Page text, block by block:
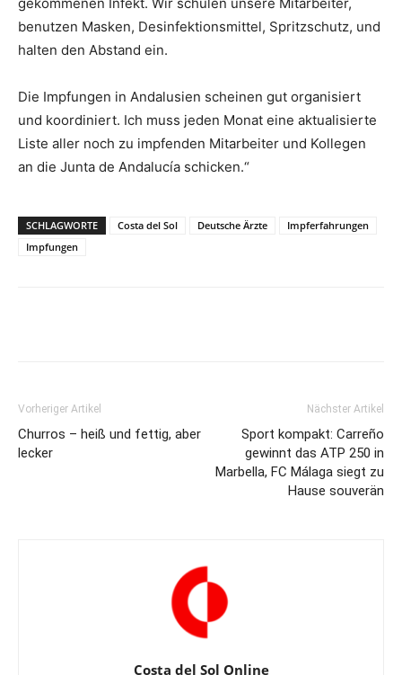
benutzen Masken, Desinfektionsmittel, Spritzschutz, und
halten den Abstand ein.
Die Impfungen in Andalusien scheinen gut organisiert
und koordiniert. Ich muss jeden Monat eine aktualisierte
Liste aller noch zu impfenden Mitarbeiter und Kollegen
an die Junta de Andalucía schicken.“
SCHLAGWORTE Costa del Sol Deutsche Ärzte
Impferfahrungen
Impfungen
Vorheriger Artikel
Churros – heiß und fettig, aber
lecker
Nächster Artikel
Sport kompakt: Carreño
gewinnt das ATP 250 in
Marbella, FC Málaga siegt zu
Hause souverän
Costa del Sol Online